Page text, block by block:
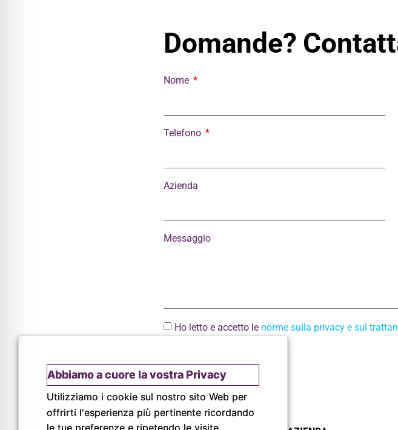
Domande?
Nome
Telefono
Azienda
Messaggio
Ho letto e accetto le norme sulla privacy e sul
Abbiamo a cuore la vostra Privacy
Utilizziamo i cookie sul nostro sito Web per
offrirti l'esperienza più pertinente ricordando